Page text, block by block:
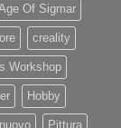
Of Sigmar
creality
Workshop
Hobby
nuovo Pittura